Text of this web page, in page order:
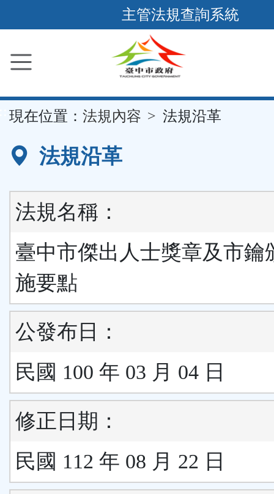
到
要
容
區
主管法規查詢系統
現在位置： 法規內容 法規沿革
法規沿革
法規名稱：
臺中市傑出人士獎章及市鑰
施要點
公發布日：
民國 100 年 03 月 04 日
修正日期：
民國 112 年 08 月 22 日